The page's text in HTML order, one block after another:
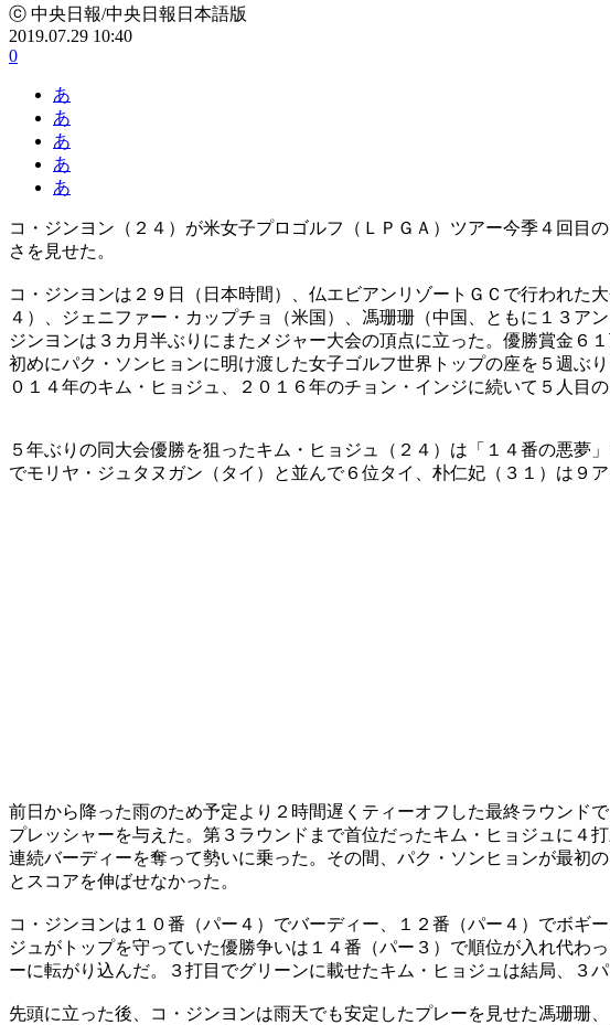
ⓒ 中央日報/中央日報日本語版
2019.07.29 10:40
0
あ
あ
あ
あ
あ
コ・ジンヨン（２４）が米女子プロゴルフ（ＬＰＧＡ）ツアー今季４回目
さを見せた。
コ・ジンヨンは２９日（日本時間）、仏エビアンリゾートＧＣで行われた
４）、ジェニファー・カップチョ（米国）、馮珊珊（中国、ともに１３ア
ジンヨンは３カ月半ぶりにまたメジャー大会の頂点に立った。優勝賞金６
初めにパク・ソンヒョンに明け渡した女子ゴルフ世界トップの座を５週ぶ
０１４年のキム・ヒョジュ、２０１６年のチョン・インジに続いて５人目
５年ぶりの同大会優勝を狙ったキム・ヒョジュ（２４）は「１４番の悪
でモリヤ・ジュタヌガン（タイ）と並んで６位タイ、朴仁妃（３１）は９
前日から降った雨のため予定より２時間遅くティーオフした最終ラウンド
プレッシャーを与えた。第３ラウンドまで首位だったキム・ヒョジュに４
連続バーディーを奪って勢いに乗った。その間、パク・ソンヒョンが最初
とスコアを伸ばせなかった。
コ・ジンヨンは１０番（パー４）でバーディー、１２番（パー４）でボギ
ジュがトップを守っていた優勝争いは１４番（パー３）で順位が入れ代わ
ーに転がり込んだ。３打目でグリーンに載せたキム・ヒョジュは結局、３
先頭に立った後、コ・ジンヨンは雨天でも安定したプレーを見せた馮珊珊